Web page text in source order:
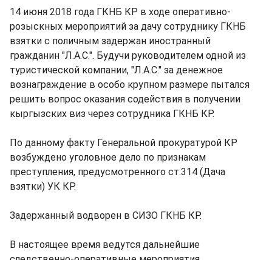
14 июня 2018 года ГКНБ КР в ходе оперативно-
розыскных мероприятий за дачу сотруднику ГКНБ
взятки с поличным задержан иностранный
гражданин "Л.А.С.". Будучи руководителем одной из
туристической компании, "Л.А.С." за денежное
вознаграждение в особо крупном размере пытался
решить вопрос оказания содействия в получении
кыргызских виз через сотрудника ГКНБ КР.
По данному факту Генеральной прокуратурой КР
возбуждено уголовное дело по признакам
преступления, предусмотренного ст.314 (Дача
взятки) УК КР.
Задержанный водворен в СИЗО ГКНБ КР.
В настоящее время ведутся дальнейшие